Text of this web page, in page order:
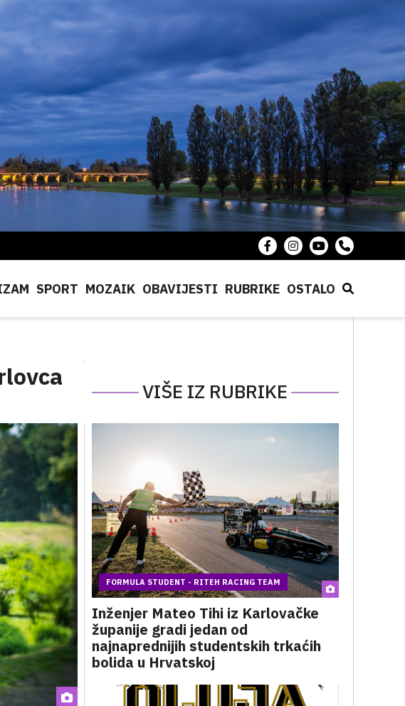
SPORT MOZAIK OBAVIJESTI RUBRIKE OSTALO
VIŠE IZ RUBRIKE
FORMULA STUDENT - RITEH RACING TEAM
Inženjer Mateo Tihi iz Karlovačke
županije gradi jedan od
najnaprednijih studentskih trkaćih
bolida u Hrvatskoj